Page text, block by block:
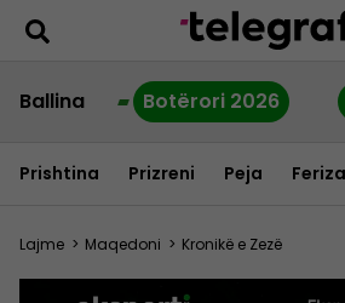
Ballina Botërori 2026
Prishtina Prizreni Peja
Lajme > Maqedoni > Kronikë e Zezë